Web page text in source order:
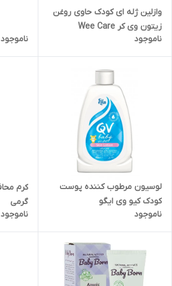
وازلین ژله ای کودک حاوی روغن
زیتون وی کر Wee Care
ناموجود
ناموجود
لوسیون مرطوب کننده پوست
کودک کیو وی ایگو
ناموجود
گرمی
ناموجود